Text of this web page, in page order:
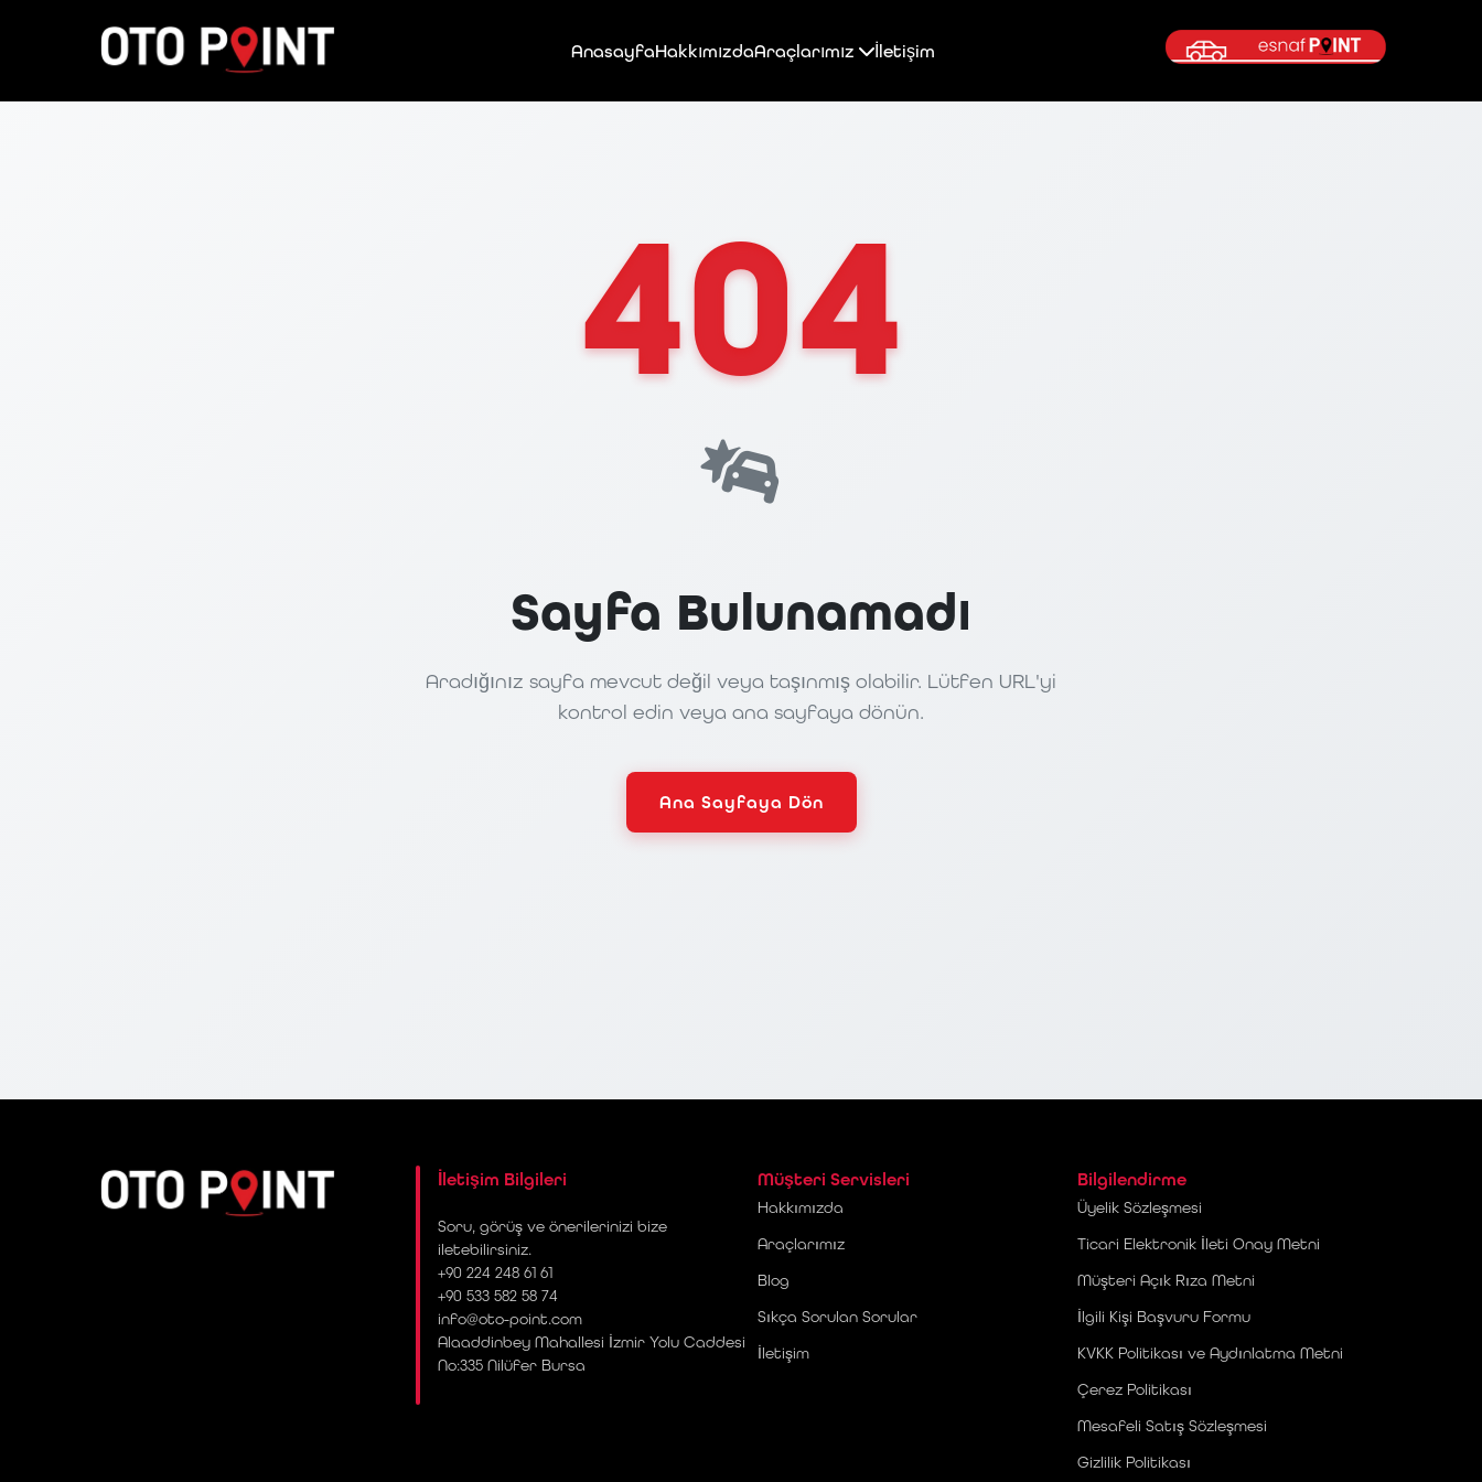
AnasayfaHakkımızdaAraçlarımız İletişim
404
Sayfa Bulunamadı
Aradığınız sayfa mevcut değil veya taşınmış olabilir. Lütfen URL'yi
kontrol edin veya ana sayfaya dönün.
Ana Sayfaya Dön
İletişim Bilgileri
Soru, görüş ve önerilerinizi bize
iletebilirsiniz.
+90 224 248 61 61
+90 533 582 58 74
info@oto-point.com
Alaaddinbey Mahallesi İzmir Yolu Caddesi
No:335 Nilüfer Bursa
Müşteri Servisleri
Hakkımızda
Araçlarımız
Blog
Sıkça Sorulan Sorular
İletişim
Bilgilendirme
Üyelik Sözleşmesi
Ticari Elektronik İleti Onay Metni
Müşteri Açık Rıza Metni
İlgili Kişi Başvuru Formu
KVKK Politikası ve Aydınlatma Metni
Çerez Politikası
Mesafeli Satış Sözleşmesi
Gizlilik Politikası